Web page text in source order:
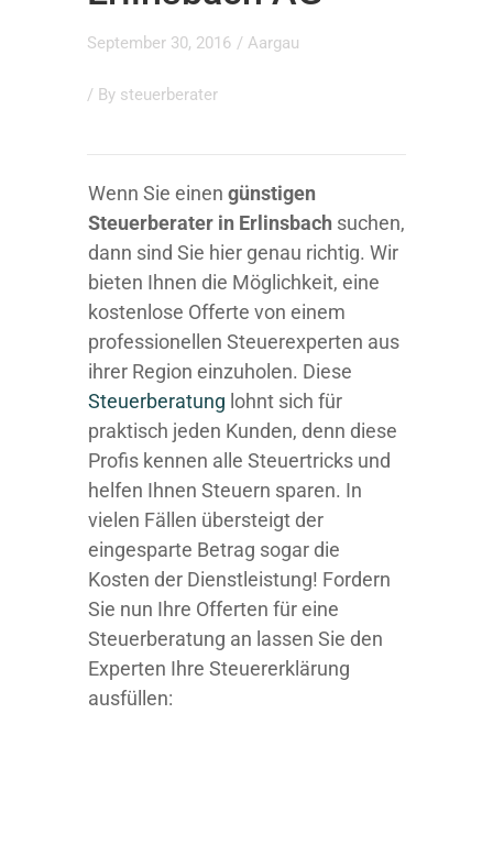
September 30, 2016 / Aargau
/ By steuerberater
Wenn Sie einen günstigen
Steuerberater in Erlinsbach suchen,
dann sind Sie hier genau richtig. Wir
bieten Ihnen die Möglichkeit, eine
kostenlose Offerte von einem
professionellen Steuerexperten aus
ihrer Region einzuholen. Diese
Steuerberatung lohnt sich für
praktisch jeden Kunden, denn diese
Profis kennen alle Steuertricks und
helfen Ihnen Steuern sparen. In
vielen Fällen übersteigt der
eingesparte Betrag sogar die
Kosten der Dienstleistung! Fordern
Sie nun Ihre Offerten für eine
Steuerberatung an lassen Sie den
Experten Ihre Steuererklärung
ausfüllen: